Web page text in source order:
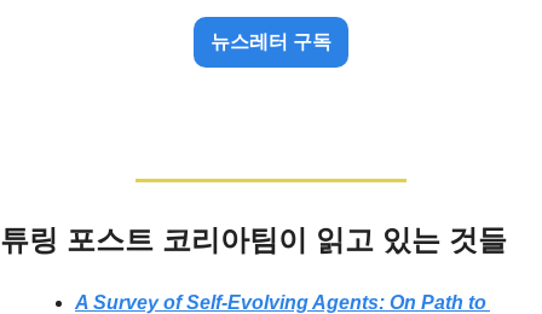
뉴스레터 구독
튜링 포스트 코리아팀이 읽고 있는 것들
A Survey of Self-Evolving Agents: On Path to